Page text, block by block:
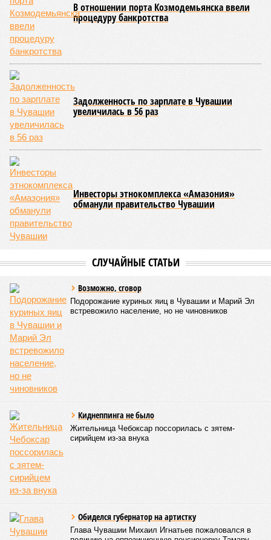
В отношении порта Козмодемьянска ввели
процедуру банкротства
Задолженность по зарплате в Чувашии
увеличилась в 56 раз
Инвесторы этнокомплекса «Амазония»
обманули правительство Чувашии
СЛУЧАЙНЫЕ СТАТЬИ
Возможно, сговор
Подорожание куриных яиц в Чувашии и Марий Эл
встревожило население, но не чиновников
Киднеппинга не было
Жительница Чебоксар поссорилась с зятем-
сирийцем из-за внука
Обиделся губернатор на артистку
Глава Чувашии Михаил Игнатьев пожаловался в